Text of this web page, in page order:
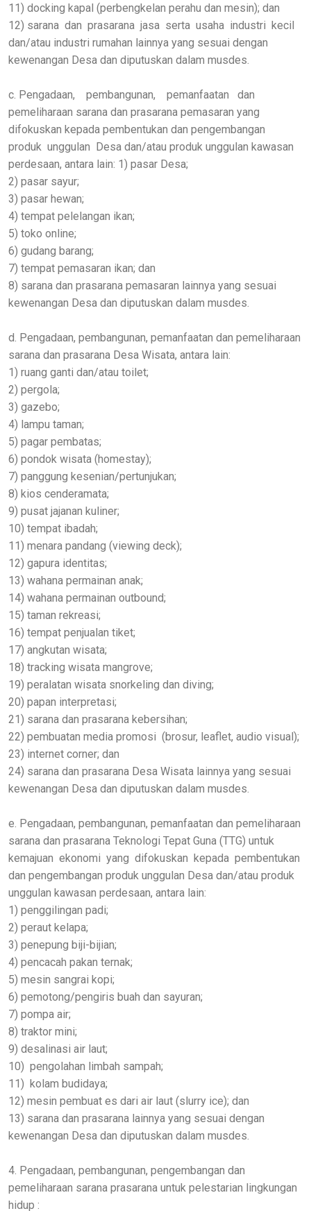
11) docking kapal (perbengkelan perahu dan mesin); dan
12) sarana dan prasarana jasa serta usaha industri kecil
dan/atau industri rumahan lainnya yang sesuai dengan
kewenangan Desa dan diputuskan dalam musdes.
c. Pengadaan, pembangunan, pemanfaatan dan
pemeliharaan sarana dan prasarana pemasaran yang
difokuskan kepada pembentukan dan pengembangan
produk unggulan Desa dan/atau produk unggulan kawasan
perdesaan, antara lain: 1) pasar Desa;
2) pasar sayur;
3) pasar hewan;
4) tempat pelelangan ikan;
5) toko online;
6) gudang barang;
7) tempat pemasaran ikan; dan
8) sarana dan prasarana pemasaran lainnya yang sesuai
kewenangan Desa dan diputuskan dalam musdes.
d. Pengadaan, pembangunan, pemanfaatan dan pemeliharaan
sarana dan prasarana Desa Wisata, antara lain:
1) ruang ganti dan/atau toilet;
2) pergola;
3) gazebo;
4) lampu taman;
5) pagar pembatas;
6) pondok wisata (homestay);
7) panggung kesenian/pertunjukan;
8) kios cenderamata;
9) pusat jajanan kuliner;
10) tempat ibadah;
11) menara pandang (viewing deck);
12) gapura identitas;
13) wahana permainan anak;
14) wahana permainan outbound;
15) taman rekreasi;
16) tempat penjualan tiket;
17) angkutan wisata;
18) tracking wisata mangrove;
19) peralatan wisata snorkeling dan diving;
20) papan interpretasi;
21) sarana dan prasarana kebersihan;
22) pembuatan media promosi (brosur, leaflet, audio visual);
23) internet corner; dan
24) sarana dan prasarana Desa Wisata lainnya yang sesuai
kewenangan Desa dan diputuskan dalam musdes.
e. Pengadaan, pembangunan, pemanfaatan dan pemeliharaan
sarana dan prasarana Teknologi Tepat Guna (TTG) untuk
kemajuan ekonomi yang difokuskan kepada pembentukan
dan pengembangan produk unggulan Desa dan/atau produk
unggulan kawasan perdesaan, antara lain:
1) penggilingan padi;
2) peraut kelapa;
3) penepung biji-bijian;
4) pencacah pakan ternak;
5) mesin sangrai kopi;
6) pemotong/pengiris buah dan sayuran;
7) pompa air;
8) traktor mini;
9) desalinasi air laut;
10) pengolahan limbah sampah;
11) kolam budidaya;
12) mesin pembuat es dari air laut (slurry ice); dan
13) sarana dan prasarana lainnya yang sesuai dengan
kewenangan Desa dan diputuskan dalam musdes.
4. Pengadaan, pembangunan, pengembangan dan
pemeliharaan sarana prasarana untuk pelestarian lingkungan
hidup :